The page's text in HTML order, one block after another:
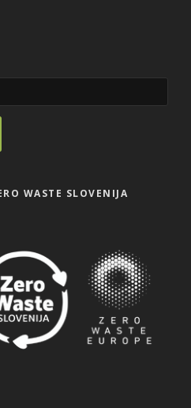
WASTE SLOVENIJA